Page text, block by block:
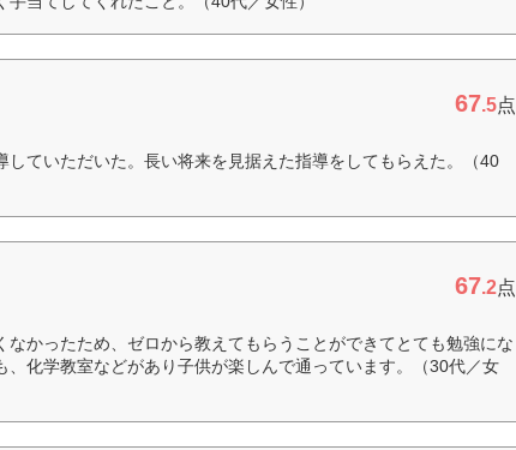
67.5点
していただいた。長い将来を見据えた指導をしてもらえた。（40
67.2点
なかったため、ゼロから教えてもらうことができてとても勉強にな
、化学教室などがあり子供が楽しんで通っています。（30代／女